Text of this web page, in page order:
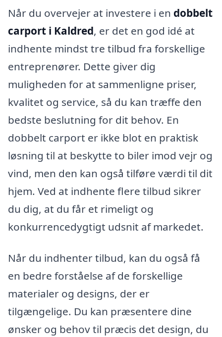
Når du overvejer at investere i en dobbelt
carport i Kaldred, er det en god idé at
indhente mindst tre tilbud fra forskellige
entreprenører. Dette giver dig
muligheden for at sammenligne priser,
kvalitet og service, så du kan træffe den
bedste beslutning for dit behov. En
dobbelt carport er ikke blot en praktisk
løsning til at beskytte to biler imod vejr og
vind, men den kan også tilføre værdi til dit
hjem. Ved at indhente flere tilbud sikrer
du dig, at du får et rimeligt og
konkurrencedygtigt udsnit af markedet.
Når du indhenter tilbud, kan du også få
en bedre forståelse af de forskellige
materialer og designs, der er
tilgængelige. Du kan præsentere dine
ønsker og behov til præcis det design, du